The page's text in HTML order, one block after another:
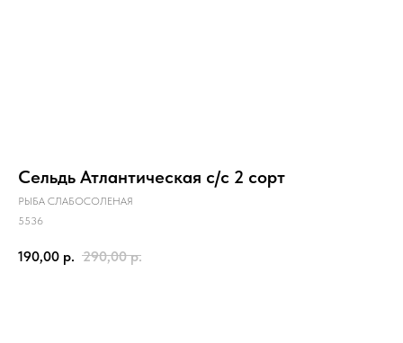
Сельдь Атлантическая с/с 2 сорт
РЫБА СЛАБОСОЛЕНАЯ
5536
190,00 р. 290,00 р.